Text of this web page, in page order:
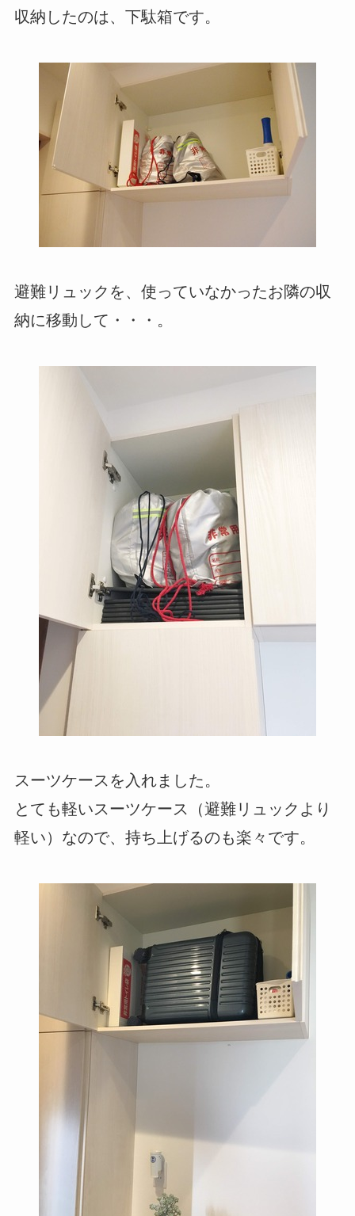
収納したのは、下駄箱です。
避難リュックを、使っていなかったお隣の収
納に移動して・・・。
スーツケースを入れました。
とても軽いスーツケース（避難リュックより
軽い）なので、持ち上げるのも楽々です。